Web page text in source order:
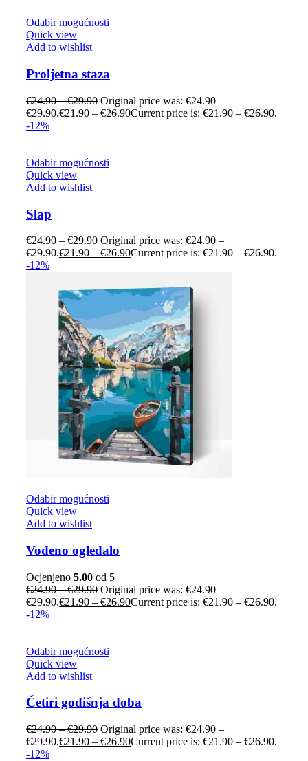
Odabir mogućnosti
Quick view
Add to wishlist
Proljetna staza
€24.90–€29.90 Original price was: €24.90 –
€29.90.€21.90 – €26.90Current price is: €21.90 – €26.90.
-12%
Odabir mogućnosti
Quick view
Add to wishlist
Slap
€24.90–€29.90 Original price was: €24.90 –
€29.90.€21.90 – €26.90Current price is: €21.90 – €26.90.
-12%
Odabir mogućnosti
Quick view
Add to wishlist
Vodeno ogledalo
Ocjenjeno 5.00 od 5
€24.90–€29.90 Original price was: €24.90 –
€29.90.€21.90 – €26.90Current price is: €21.90 – €26.90.
-12%
Odabir mogućnosti
Quick view
Add to wishlist
Četiri godišnja doba
€24.90–€29.90 Original price was: €24.90 –
€29.90.€21.90 – €26.90Current price is: €21.90 – €26.90.
-12%